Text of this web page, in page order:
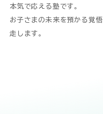
本気で応える塾です。
お子さまの未来を預かる覚
走します。